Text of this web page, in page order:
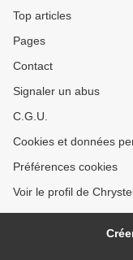
Top articles
Pages
Contact
Signaler un abus
C.G.U.
Cookies et données
Préférences cookies
Voir le profil de